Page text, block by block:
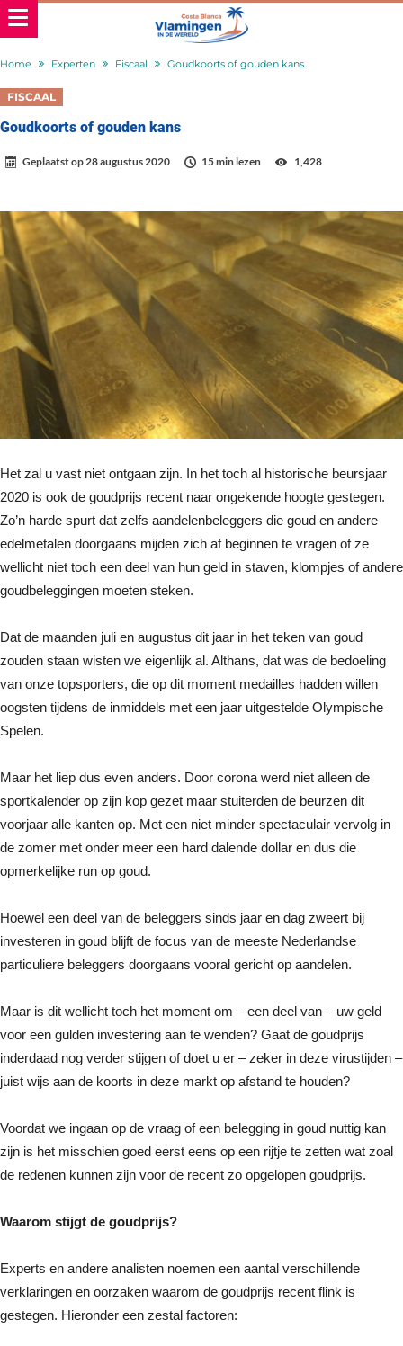
Home Experten Fiscaal Goudkoorts of gouden kans
FISCAAL
Goudkoorts of gouden kans
Geplaatst op28 augustus 2020 15 min lezen 1,428
Het zal u vast niet ontgaan zijn. In het toch al historische beursjaar
2020 is ook de goudprijs recent naar ongekende hoogte gestegen.
Zo’n harde spurt dat zelfs aandelenbeleggers die goud en andere
edelmetalen doorgaans mijden zich af beginnen te vragen of ze
wellicht niet toch een deel van hun geld in staven, klompjes of andere
goudbeleggingen moeten steken.
Dat de maanden juli en augustus dit jaar in het teken van goud
zouden staan wisten we eigenlijk al. Althans, dat was de bedoeling
van onze topsporters, die op dit moment medailles hadden willen
oogsten tijdens de inmiddels met een jaar uitgestelde Olympische
Spelen.
Maar het liep dus even anders. Door corona werd niet alleen de
sportkalender op zijn kop gezet maar stuiterden de beurzen dit
voorjaar alle kanten op. Met een niet minder spectaculair vervolg in
de zomer met onder meer een hard dalende dollar en dus die
opmerkelijke run op goud.
Hoewel een deel van de beleggers sinds jaar en dag zweert bij
investeren in goud blijft de focus van de meeste Nederlandse
particuliere beleggers doorgaans vooral gericht op aandelen.
Maar is dit wellicht toch het moment om – een deel van – uw geld
voor een gulden investering aan te wenden? Gaat de goudprijs
inderdaad nog verder stijgen of doet u er – zeker in deze virustijden –
juist wijs aan de koorts in deze markt op afstand te houden?
Voordat we ingaan op de vraag of een belegging in goud nuttig kan
zijn is het misschien goed eerst eens op een rijtje te zetten wat zoal
de redenen kunnen zijn voor de recent zo opgelopen goudprijs.
Waarom stijgt de goudprijs?
Experts en andere analisten noemen een aantal verschillende
verklaringen en oorzaken waarom de goudprijs recent flink is
gestegen. Hieronder een zestal factoren: